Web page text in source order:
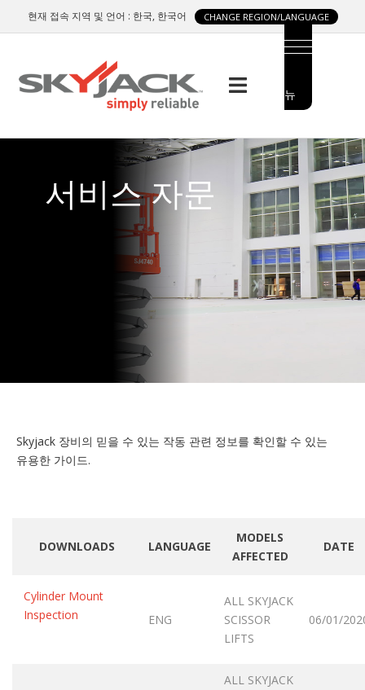
현재 접속 지역 및 언어 : 한국, 한국어 CHANGE REGION/LANGUAGE
SIDE
MENU
MAIN
MENU
뉴
서비스 자문
Skyjack 장비의 믿을 수 있는 작동 관련 정보를 확인할 수 있는
유용한 가이드.
DOWNLOADS LANGUAGE
MODELS
AFFECTED
DATE
Cylinder Mount
Inspection
ENG
ALL SKYJACK
SCISSOR
LIFTS
06/01/
ALL SKYJACK